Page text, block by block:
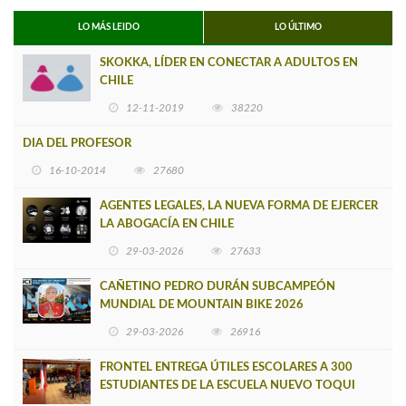
LO MÁS LEIDO LO ÚLTIMO
SKOKKA, LÍDER EN CONECTAR A ADULTOS EN
CHILE
12-11-2019 38220
DIA DEL PROFESOR
16-10-2014 27680
AGENTES LEGALES, LA NUEVA FORMA DE EJERCER
LA ABOGACÍA EN CHILE
29-03-2026 27633
CAÑETINO PEDRO DURÁN SUBCAMPEÓN
MUNDIAL DE MOUNTAIN BIKE 2026
29-03-2026 26916
FRONTEL ENTREGA ÚTILES ESCOLARES A 300
ESTUDIANTES DE LA ESCUELA NUEVO TOQUI